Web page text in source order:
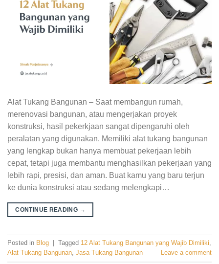
Alat Tukang Bangunan – Saat membangun rumah,
merenovasi bangunan, atau mengerjakan proyek
konstruksi, hasil pekerkjaan sangat dipengaruhi oleh
peralatan yang digunakan. Memiliki alat tukang bangunan
yang lengkap bukan hanya membuat pekerjaan lebih
cepat, tetapi juga membantu menghasilkan pekerjaan yang
lebih rapi, presisi, dan aman. Buat kamu yang baru terjun
ke dunia konstruksi atau sedang melengkapi…
CONTINUE READING →
Posted in Blog Tagged 12 Alat Tukang Bangunan yang Wajib Dimiliki,
Alat Tukang Bangunan, Jasa Tukang Bangunan Leave a comment